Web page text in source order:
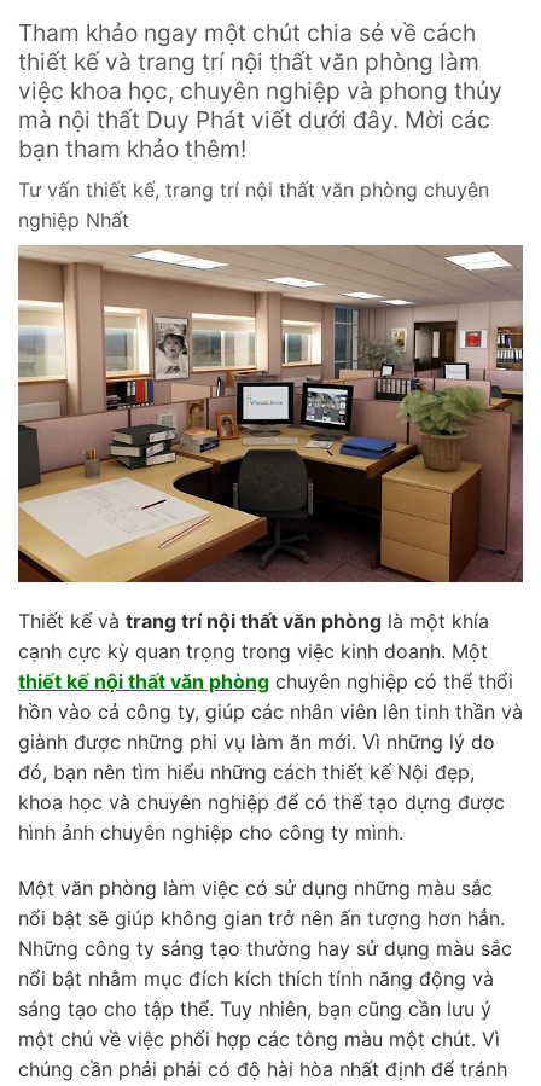
Tham khảo ngay một chút chia sẻ về cách
thiết kế và trang trí nội thất văn phòng làm
việc khoa học, chuyên nghiệp và phong thủy
mà nội thất Duy Phát viết dưới đây. Mời các
bạn tham khảo thêm!
Tư vấn thiết kế, trang trí nội thất văn phòng chuyên
nghiệp Nhất
Thiết kế và trang trí nội thất văn phòng là một khía
cạnh cực kỳ quan trọng trong việc kinh doanh. Một
thiết kế nội thất văn phòng chuyên nghiệp có thể thổi
hồn vào cả công ty, giúp các nhân viên lên tinh thần và
giành được những phi vụ làm ăn mới. Vì những lý do
đó, bạn nên tìm hiểu những cách thiết kế Nội đẹp,
khoa học và chuyên nghiệp để có thể tạo dựng được
hình ảnh chuyên nghiệp cho công ty mình.
Một văn phòng làm việc có sử dụng những màu sắc
nổi bật sẽ giúp không gian trở nên ấn tượng hơn hẳn.
Những công ty sáng tạo thường hay sử dụng màu sắc
nổi bật nhằm mục đích kích thích tính năng động và
sáng tạo cho tập thể. Tuy nhiên, bạn cũng cần lưu ý
một chú về việc phối hợp các tông màu một chút. Vì
chúng cần phải phải có độ hài hòa nhất định để tránh